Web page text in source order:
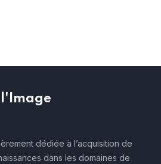
l'Image
dédiée à l’acquisition de
dans les domaines de